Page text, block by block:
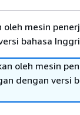
mesin
bahasa
oleh mesin
dengan versi